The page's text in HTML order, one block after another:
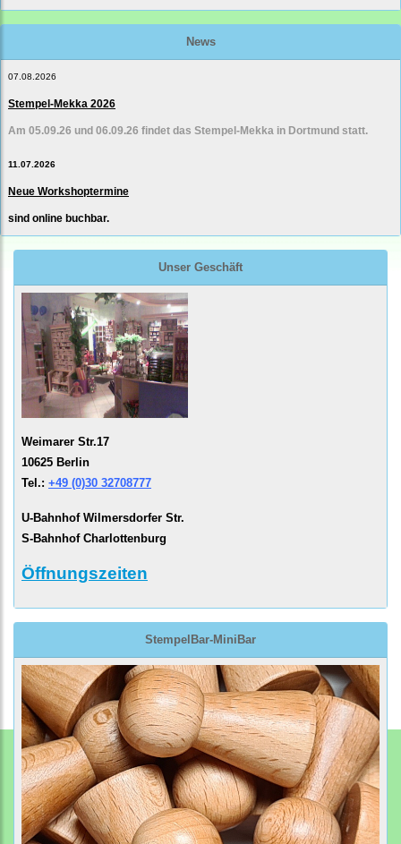
News
07.08.2026
Stempel-Mekka 2026
Am 05.09.26 und 06.09.26 findet das Stempel-Mekka in Dortmund statt.
11.07.2026
Neue Workshoptermine
sind online buchbar.
Unser Geschäft
Weimarer Str.17
10625 Berlin
Tel.: +49 (0)30 32708777
U-Bahnhof Wilmersdorfer Str.
S-Bahnhof Charlottenburg
Öffnungszeiten
StempelBar-MiniBar